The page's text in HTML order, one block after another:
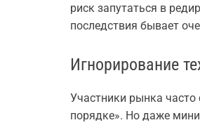
риск запутаться в
последствия бывает
Игнорирование
Участники рынка часто
порядке». Но даже